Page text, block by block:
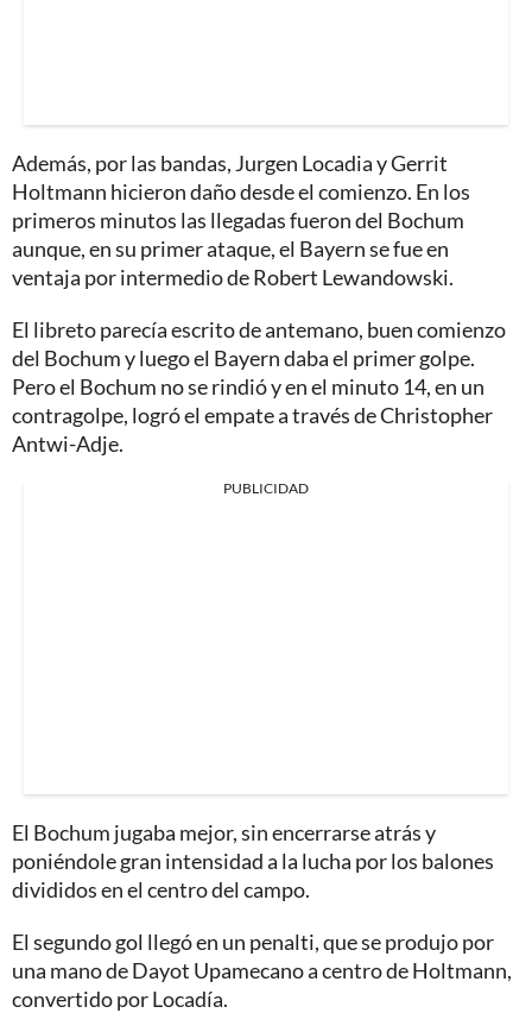
Además, por las bandas, Jurgen Locadia y Gerrit
Holtmann hicieron daño desde el comienzo. En los
primeros minutos las llegadas fueron del Bochum
aunque, en su primer ataque, el Bayern se fue en
ventaja por intermedio de Robert Lewandowski.
El libreto parecía escrito de antemano, buen comienzo
del Bochum y luego el Bayern daba el primer golpe.
Pero el Bochum no se rindió y en el minuto 14, en un
contragolpe, logró el empate a través de Christopher
Antwi-Adje.
PUBLICIDAD
El Bochum jugaba mejor, sin encerrarse atrás y
poniéndole gran intensidad a la lucha por los balones
divididos en el centro del campo.
El segundo gol llegó en un penalti, que se produjo por
una mano de Dayot Upamecano a centro de Holtmann,
convertido por Locadía.